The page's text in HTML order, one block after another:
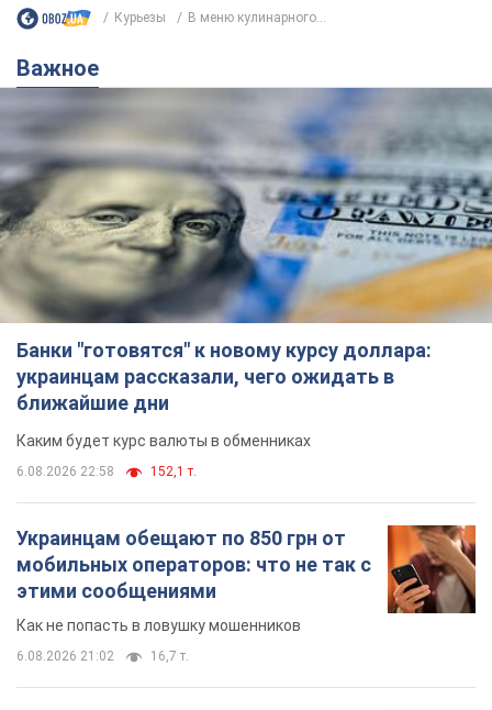
Курьезы В меню кулинарного...
Важное
Банки "готовятся" к новому курсу доллара:
украинцам рассказали, чего ожидать в
ближайшие дни
Каким будет курс валюты в обменниках
6.08.2026 22:58 152,1 т.
Украинцам обещают по 850 грн от
мобильных операторов: что не так с
этими сообщениями
Как не попасть в ловушку мошенников
6.08.2026 21:02 16,7 т.